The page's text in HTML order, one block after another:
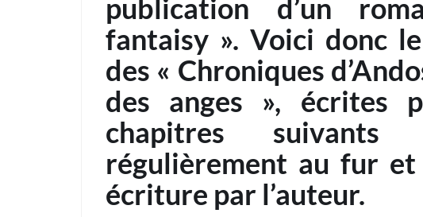
publication d’un
fantaisy ». Voici donc
des « Chroniques
des anges », écrites
chapitres suivants
régulièrement au fur
écriture par l’auteur.